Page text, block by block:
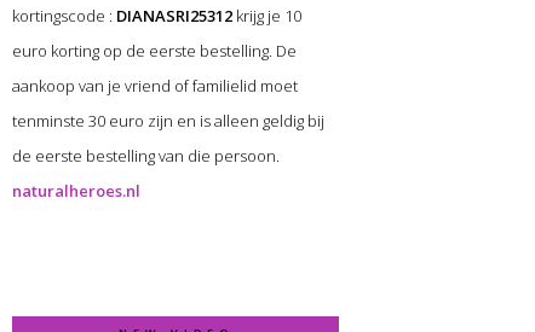
kortingscode : DIANASRI25312 krijg je 10
euro korting op de eerste bestelling. De
aankoop van je vriend of familielid moet
tenminste 30 euro zijn en is alleen geldig bij
de eerste bestelling van die persoon.
naturalheroes.nl